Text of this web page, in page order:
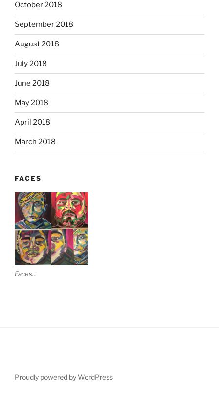
October 2018
September 2018
August 2018
July 2018
June 2018
May 2018
April 2018
March 2018
FACES
Faces…
Proudly powered by WordPress